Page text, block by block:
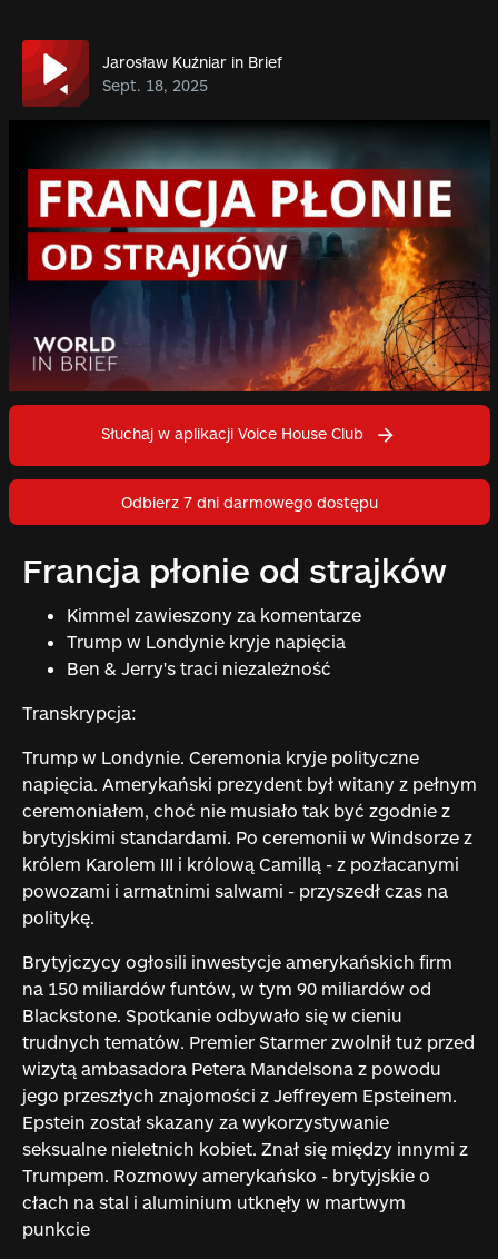
Jarosław Kuźniar in Brief
Sept. 18, 2025
Słuchaj w aplikacji Voice House Club
Odbierz 7 dni darmowego dostępu
Francja płonie od strajków
Kimmel zawieszony za komentarze
Trump w Londynie kryje napięcia
Ben & Jerry's traci niezależność
Transkrypcja:
Trump w Londynie. Ceremonia kryje polityczne
napięcia. Amerykański prezydent był witany z pełnym
ceremoniałem, choć nie musiało tak być zgodnie z
brytyjskimi standardami. Po ceremonii w Windsorze z
królem Karolem III i królową Camillą - z pozłacanymi
powozami i armatnimi salwami - przyszedł czas na
politykę.
Brytyjczycy ogłosili inwestycje amerykańskich firm
na 150 miliardów funtów, w tym 90 miliardów od
Blackstone. Spotkanie odbywało się w cieniu
trudnych tematów. Premier Starmer zwolnił tuż przed
wizytą ambasadora Petera Mandelsona z powodu
jego przeszłych znajomości z Jeffreyem Epsteinem.
Epstein został skazany za wykorzystywanie
seksualne nieletnich kobiet. Znał się między innymi z
Trumpem. Rozmowy amerykańsko - brytyjskie o
cłach na stal i aluminium utknęły w martwym
punkcie